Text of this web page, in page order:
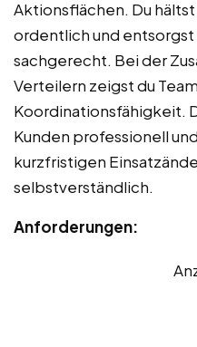
Aktionsflächen. Du
ordentlich und entsorgst
sachgerecht. Bei der
Verteilern zeigst du
Koordinationsfähigkeit.
Kunden professionell
kurzfristigen
selbstverständlich.
Anforderungen: